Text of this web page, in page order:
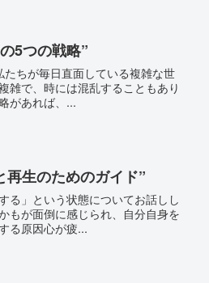
5つの戦略”
ちが毎日直面している複雑な世
雑で、時には混乱することもあり
があれば、...
生のためのガイド”
る」という状態についてお話しし
もが面倒に感じられ、自分自身を
る原因心が疲...